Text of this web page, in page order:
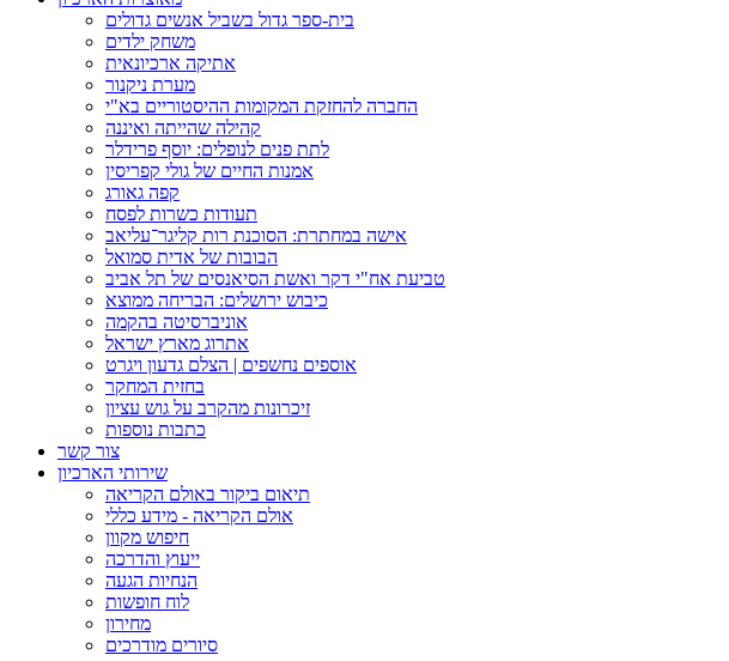
בית-ספר גדול בשביל אנשים גדולים
משחק ילדים
אתיקה ארכיונאית
מערת ניקנור
החברה להחזקת המקומות ההיסטוריים בא"י
קהילה שהייתה ואיננה
לתת פנים לנופלים: יוסף פרידלר
אמנות החיים של גולי קפריסין
קפה גאורג
תעודות כשרות לפסח
אישה במחתרת: הסוכנת רות קליגר־עליאב
הבובות של אדית סמואל
טביעת אח"י דקר ואשת הסיאנסים של תל אביב
כיבוש ירושלים: הבריחה ממוצא
אוניברסיטה בהקמה
אתרוג מארץ ישראל
אוספים נחשפים | הצלם גדעון ויגרט
בחזית המחקר
זיכרונות מהקרב על גוש עציון
כתבות נוספות
צור קשר
שירותי הארכיון
תיאום ביקור באולם הקריאה
אולם הקריאה - מידע כללי
חיפוש מקוון
ייעוץ והדרכה
הנחיות הגעה
לוח חופשות
מחירון
סיורים מודרכים